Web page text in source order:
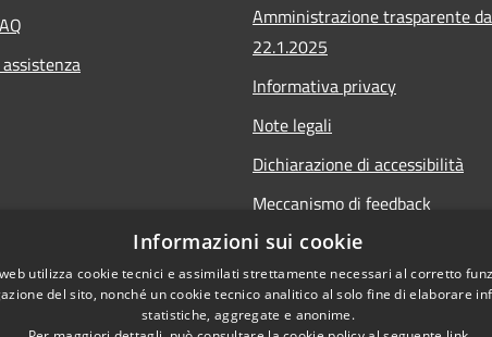
Amministrazione trasparente
22.1.2025
Informativa privacy
Note legali
Dichiarazione di accessibilità
Meccanismo di feedback
Whistleblowing
Informazioni sui cookie
utilizza cookie tecnici e assimilati strettamente necessari al corretto
del sito, nonché un cookie tecnico analitico al solo fine di elaborare
statistiche, aggregate e anonime.